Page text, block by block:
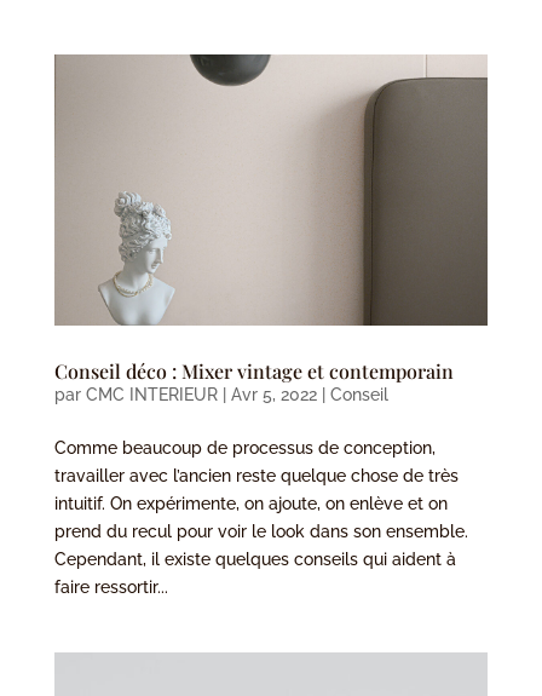
Conseil déco : Mixer vintage et contemporain
par CMC INTERIEUR| Avr 5, 2022| Conseil
Comme beaucoup de processus de conception,
travailler avec l’ancien reste quelque chose de très
intuitif. On expérimente, on ajoute, on enlève et on
prend du recul pour voir le look dans son ensemble.
Cependant, il existe quelques conseils qui aident à
faire ressortir...